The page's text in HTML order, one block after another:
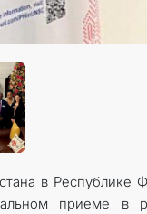
INVEST TO
в Республике
приеме в